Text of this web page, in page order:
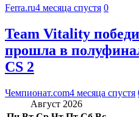
Ferra.ru4 месяца спустя 0
Team Vitality
прошла в
CS 2
Чемпионат.com4 месяца спустя
Август 2026